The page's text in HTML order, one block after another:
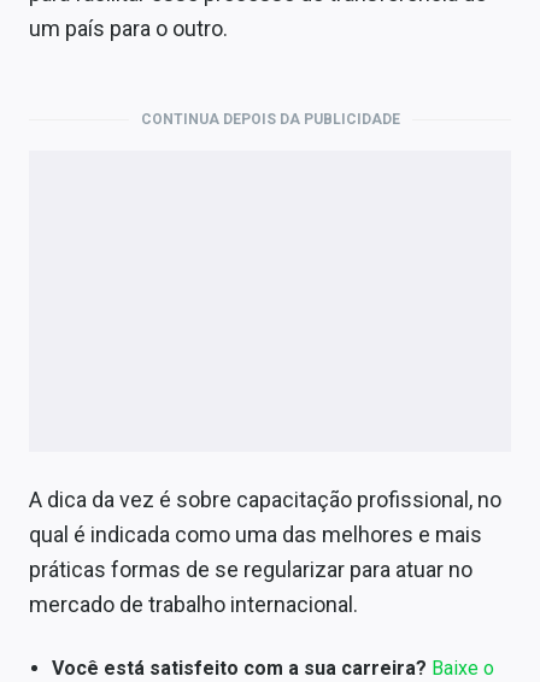
Empresas
Expediente
um país para o outro.
CONTINUA DEPOIS DA PUBLICIDADE
A dica da vez é sobre capacitação profissional, no
qual é indicada como uma das melhores e mais
práticas formas de se regularizar para atuar no
mercado de trabalho internacional.
Você está satisfeito com a sua carreira? Baixe o